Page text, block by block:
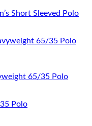
Short Sleeved Polo
65/35 Polo